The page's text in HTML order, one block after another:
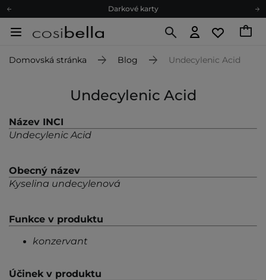
Darkové karty
Odeslání do 24 hod.
Ekologické balení
Domovská stránka Blog Undecylenic Acid
Undecylenic Acid
Název INCI
Undecylenic Acid
Obecný název
Kyselina undecylenová
Funkce v produktu
konzervant
Účinek v produktu